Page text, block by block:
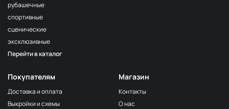
рубашечные
спортивные
сценические
эксклюзивные
Перейти в каталог
Покупателям
Доставка и оплата
Выкройки и схемы
Магазин
Контакты
О нас